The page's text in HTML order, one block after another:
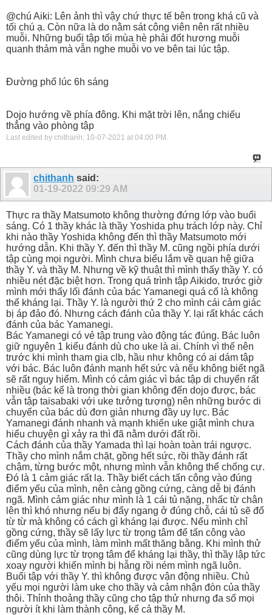
@chú Aiki: Lên ảnh thì vậy chứ thực tế bên trong khá cũ và
tối chú ạ. Còn nữa là do nằm sát công viên nên rất nhiều
muỗi. Những buổi tập tối mùa hè phải đốt hương muỗi
quanh thảm mà vẫn nghe muỗi vo ve bên tai lúc tập.
Đường phố lúc 6h sáng
Dojo hướng về phía đông. Khi mặt trời lên, nắng chiếu
thẳng vào phòng tập
Last edited by chithanh; 10-07-2021 at 04:00 PM .
chithanh said:
01-19-2022 09:29 AM
Thực ra thầy Matsumoto không thường đứng lớp vào buổi
sáng. Có 1 thầy khác là thầy Yoshida phụ trách lớp này. Chỉ
khi nào thầy Yoshida không đến thì thầy Matsumoto mới
hướng dẫn. Khi thầy Y. đến thì thầy M. cũng ngồi phía dưới
tập cùng mọi người. Mình chưa biểu lắm về quan hệ giữa
thầy Y. và thầy M. Nhưng về kỹ thuật thì mình thấy thầy Y. có
nhiều nét đặc biệt hơn. Trong quá trình tập Aikido, trước giờ
mình mới thấy lối đánh của bác Yamanegi quá cố là không
thể kháng lại. Thầy Y. là người thứ 2 cho mình cái cảm giác
bị áp đảo đó. Nhưng cách đánh của thầy Y. lại rất khác cách
đánh của bác Yamanegi.
Bác Yamanegi có vẻ tập trung vào động tác đúng. Bác luôn
giữ nguyên 1 kiểu đánh dù cho uke là ai. Chính vì thế nên
trước khi mình tham gia clb, hầu như không có ai dám tập
với bác. Bác luôn đánh mạnh hết sức và nếu không biết ngã
sẽ rất nguy hiểm. Mình có cảm giác vì bác tập di chuyển rất
nhiều (bác kể là trong thời gian không đến dojo được, bác
vẫn tập taisabaki với uke tưởng tượng) nên những bước di
chuyển của bác dù đơn giản nhưng đầy uy lực. Bác
Yamanegi đánh nhanh và mạnh khiến uke giật mình chưa
hiểu chuyện gì xảy ra thì đã nằm dưới đất rồi.
Cách đánh của thầy Yamada thì lại hoàn toàn trái ngược.
Thầy cho mình nắm chặt, gồng hết sức, rồi thầy đánh rất
chậm, từng bước một, nhưng mình vẫn không thể chống cự.
Đó là 1 cảm giác rất lạ. Thầy biết cách tấn công vào đúng
điểm yếu của mình, nên càng gồng cứng, càng dễ bị đánh
ngã. Mình cảm giác như mình là 1 cái tủ nặng, nhấc từ chân
lên thì khó nhưng nếu bị đẩy ngang ở đúng chỗ, cái tủ sẽ đổ
từ từ mà không có cách gì kháng lại được. Nếu mình chỉ
gồng cứng, thầy sẽ lấy lực từ trọng tâm để tấn công vào
điểm yếu của mình, làm mình mất thăng bằng. Khi mình thử
cũng dùng lực từ trọng tâm để kháng lại thầy, thì thầy lập tức
xoay người khiến mình bị hẫng rồi ném mình ngã luôn.
Buổi tập với thầy Y. thì không được vận động nhiều. Chủ
yếu mọi người làm uke cho thầy và cảm nhận đòn của thầy
thôi. Thỉnh thoảng thầy cũng cho tập thử nhưng đa số mọi
người ít khi làm thành công, kể cả thầy M.